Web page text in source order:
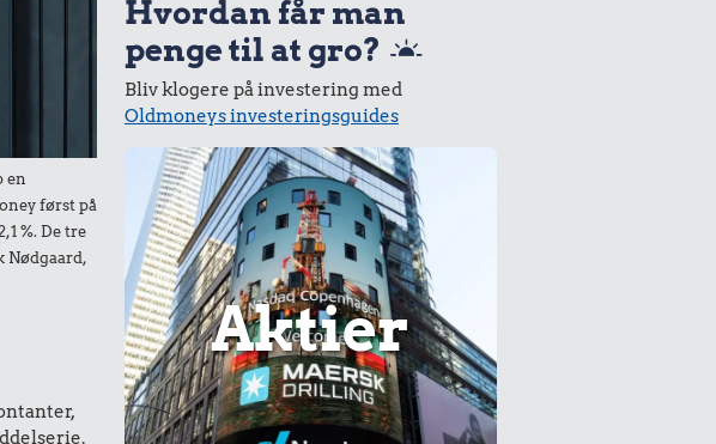
en
først på
%. De tre
Nødgaard,
Hvordan får man
penge til at gro?
Bliv klogere på investering med
Oldmoneys investeringsguides
Aktier